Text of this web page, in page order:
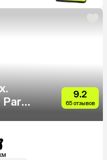
Park
9.2
65 отзывов